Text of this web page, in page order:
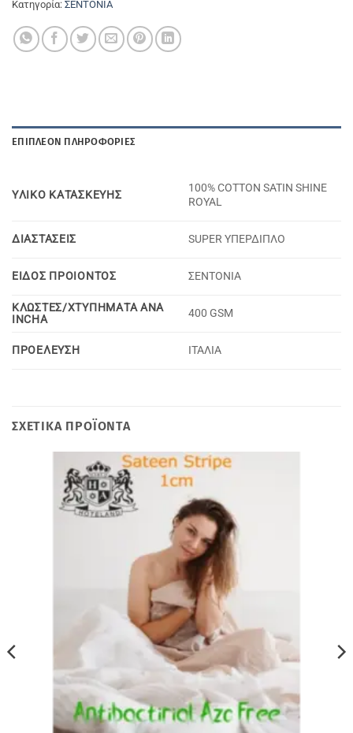
Κατηγορία: ΣΕΝΤΟΝΙΑ
ΕΠΙΠΛΈΟΝ ΠΛΗΡΟΦΟΡΊΕΣ
YΛΙΚΟ KΑΤΑΣΚΕΥΗΣ
100% COTTON SATIN SHINE
ROYAL
ΔΙΑΣΤΑΣΕΙΣ SUPER ΥΠΕΡΔΙΠΛΟ
ΕΙΔΟΣ ΠΡΟΙΟΝΤΟΣ ΣΕΝΤΟΝΙΑ
ΚΛΩΣΤΕΣ/ΧΤΥΠΗΜΑΤΑ ΑΝΑ
INCHA
400 GSM
ΠΡΟΕΛΕΥΣΗ ΙΤΑΛΙΑ
ΣΧΕΤΙΚΆ ΠΡΟΪΌΝΤΑ